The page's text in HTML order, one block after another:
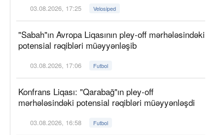
03.08.2026, 17:25 Velosiped
"Sabah"ın Avropa Liqasının pley-off mərhələsindəki
potensial rəqibləri müəyyənləşib
03.08.2026, 17:06 Futbol
Konfrans Liqası: "Qarabağ"ın pley-off
mərhələsindəki potensial rəqibləri müəyyənləşdi
03.08.2026, 16:58 Futbol